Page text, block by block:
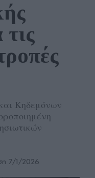
Κηδεμόνων
7/1/2026